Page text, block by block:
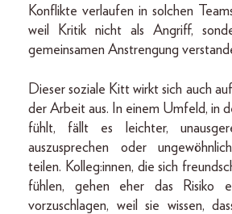
Konflikte verlaufen in solchen
weil Kritik nicht als Angriff,
gemeinsamen Anstrengung
Dieser soziale Kitt wirkt sich auch
der Arbeit aus. In einem Umfeld, in
fühlt, fällt es leichter,
auszusprechen oder
teilen. Kolleg:innen, die sich
fühlen, gehen eher das Risiko
vorzuschlagen, weil sie wissen,